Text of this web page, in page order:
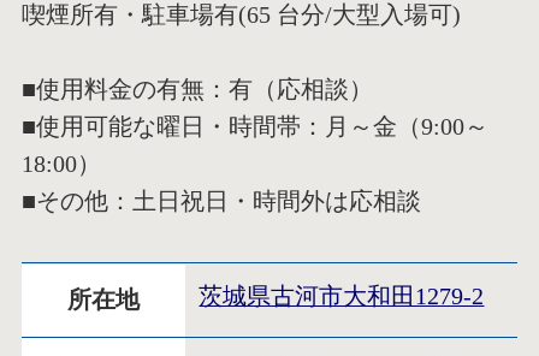
喫煙所有・駐車場有(65 台分/大型入場可)
■使用料金の有無：有（応相談）
■使用可能な曜日・時間帯：月～金（9:00～
18:00）
■その他：土日祝日・時間外は応相談
所在地 茨城県古河市大和田1279-2